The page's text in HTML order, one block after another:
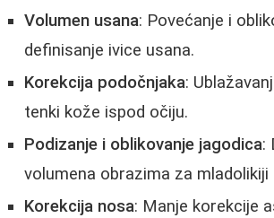
Volumen usana: Povećanje i
definisanje ivice usana.
Korekcija podočnjaka:
tenki kože ispod očiju.
Podizanje i oblikovanje jagodica:
volumena obrazima za mladolikiji
Korekcija nosa: Manje korekcije